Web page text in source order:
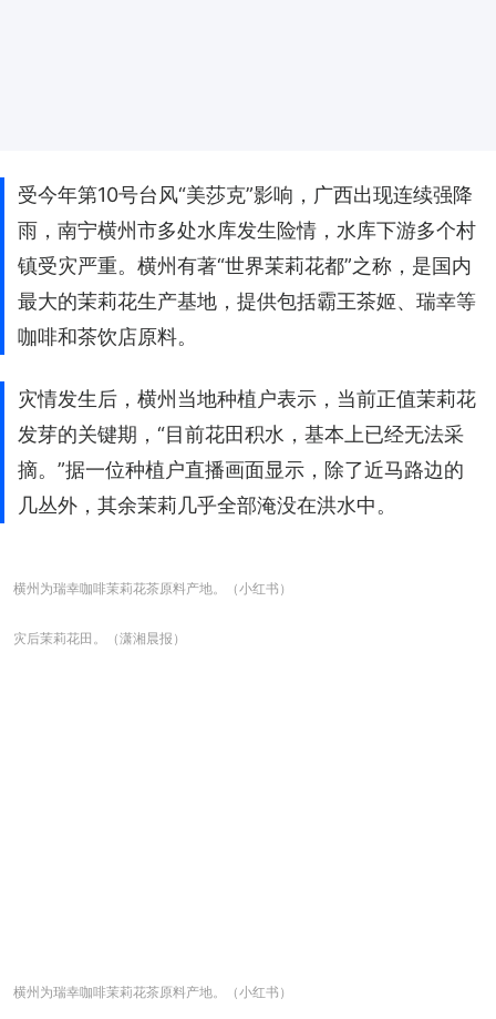
受今年第10号台风“美莎克”影响，广西出现连续强降
雨，南宁横州市多处水库发生险情，水库下游多个村
镇受灾严重。横州有著“世界茉莉花都”之称，是国内
最大的茉莉花生产基地，提供包括霸王茶姬、瑞幸等
咖啡和茶饮店原料。
灾情发生后，横州当地种植户表示，当前正值茉莉花
发芽的关键期，“目前花田积水，基本上已经无法采
摘。”据一位种植户直播画面显示，除了近马路边的
几丛外，其余茉莉几乎全部淹没在洪水中。
横州为瑞幸咖啡茉莉花茶原料产地。（小红书）
灾后茉莉花田。（潇湘晨报）
横州为瑞幸咖啡茉莉花茶原料产地。（小红书）